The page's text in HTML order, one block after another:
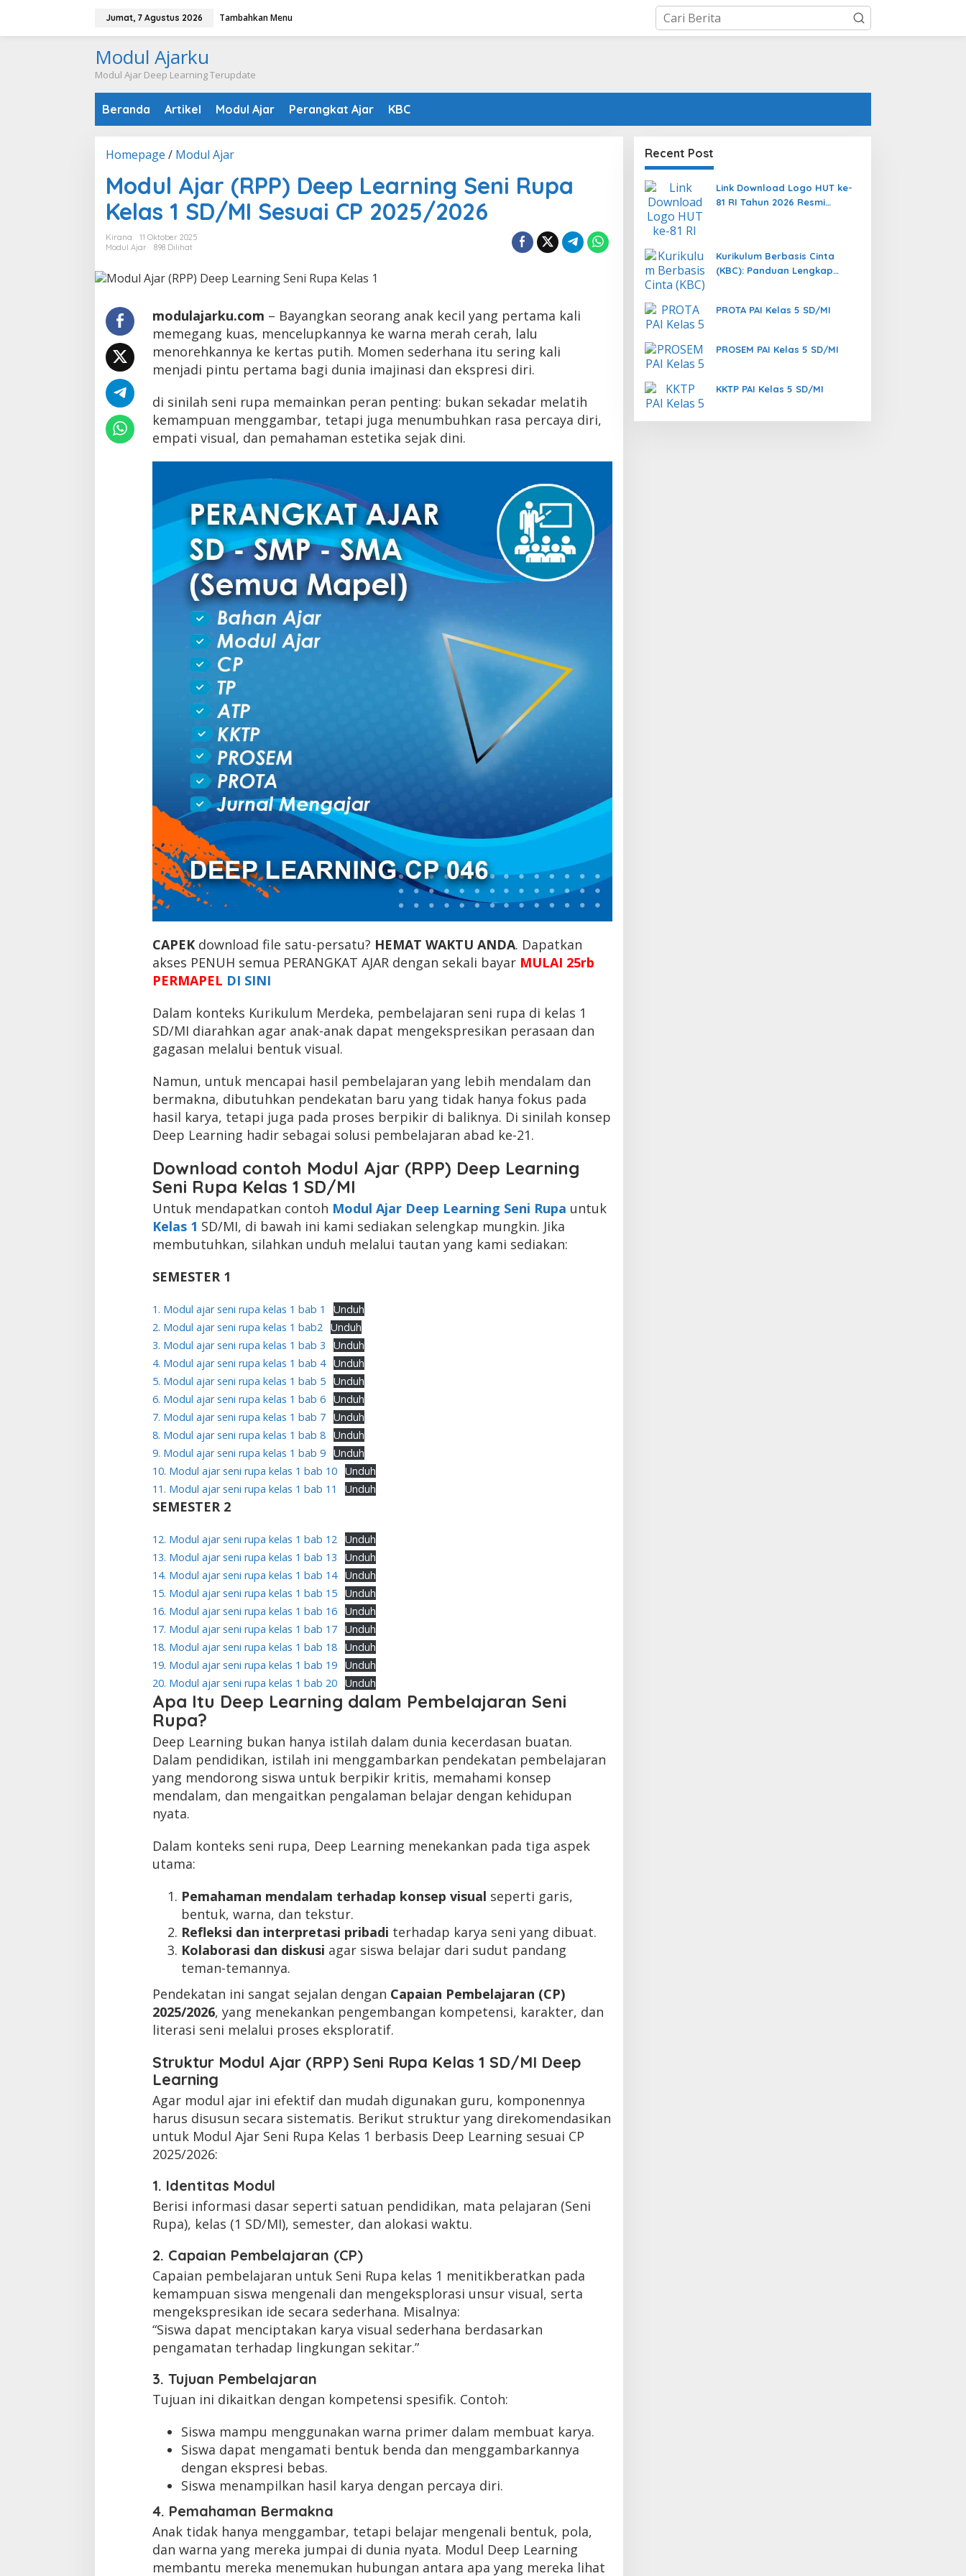
konten
Jumat, 7 Agustus 2026 Tambahkan Menu
Modul Ajarku
Modul Ajar Deep Learning Terupdate
Beranda Artikel Modul Ajar Perangkat Ajar KBC
Homepage / Modul AjarModul
(RPP)
Deep
Learning
SD/MI
CP
Modul Ajar (RPP) Deep Learning Seni Rupa
Kelas 1 SD/MI Sesuai CP 2025/2026
Kirana
11 Oktober 2025
Modul Ajar
898 Dilihat
modulajarku.com – Bayangkan seorang anak kecil yang pertama kali
memegang kuas, mencelupkannya ke warna merah cerah, lalu
menorehkannya ke kertas putih. Momen sederhana itu sering kali
menjadi pintu pertama bagi dunia imajinasi dan ekspresi diri.
di sinilah seni rupa memainkan peran penting: bukan sekadar melatih
kemampuan menggambar, tetapi juga menumbuhkan rasa percaya diri,
empati visual, dan pemahaman estetika sejak dini.
CAPEKdownload file satu-persatu? HEMAT WAKTU ANDA. Dapatkan
akses PENUH semua PERANGKAT AJAR dengan sekali bayar MULAI 25rb
PERMAPEL DI SINI
Dalam konteks Kurikulum Merdeka, pembelajaran seni rupa di kelas 1
SD/MI diarahkan agar anak-anak dapat mengekspresikan perasaan dan
gagasan melalui bentuk visual.
Namun, untuk mencapai hasil pembelajaran yang lebih mendalam dan
bermakna, dibutuhkan pendekatan baru yang tidak hanya fokus pada
hasil karya, tetapi juga pada proses berpikir di baliknya. Di sinilah konsep
Deep Learning hadir sebagai solusi pembelajaran abad ke-21.
Download contoh Modul Ajar (RPP) Deep Learning
Seni Rupa Kelas 1 SD/MI
Untuk mendapatkan contoh Modul Ajar Deep Learning Seni Rupa untuk
Kelas 1 SD/MI, di bawah ini kami sediakan selengkap mungkin. Jika
membutuhkan, silahkan unduh melalui tautan yang kami sediakan:
SEMESTER 1
1. Modul ajar seni rupa kelas 1 bab 1
Unduh
2. Modul ajar seni rupa kelas 1 bab2
Unduh
3. Modul ajar seni rupa kelas 1 bab 3
Unduh
4. Modul ajar seni rupa kelas 1 bab 4 Unduh
5. Modul ajar seni rupa kelas 1 bab 5 Unduh
6. Modul ajar seni rupa kelas 1 bab 6 Unduh
7. Modul ajar seni rupa kelas 1 bab 7 Unduh
8. Modul ajar seni rupa kelas 1 bab 8 Unduh
9. Modul ajar seni rupa kelas 1 bab 9 Unduh
10. Modul ajar seni rupa kelas 1 bab 10 Unduh
11. Modul ajar seni rupa kelas 1 bab 11
Unduh
SEMESTER 2
12. Modul ajar seni rupa kelas 1 bab 12
Unduh
13. Modul ajar seni rupa kelas 1 bab 13
Unduh
14. Modul ajar seni rupa kelas 1 bab 14 Unduh
15. Modul ajar seni rupa kelas 1 bab 15 Unduh
16. Modul ajar seni rupa kelas 1 bab 16 Unduh
17. Modul ajar seni rupa kelas 1 bab 17 Unduh
18. Modul ajar seni rupa kelas 1 bab 18 Unduh
19. Modul ajar seni rupa kelas 1 bab 19 Unduh
20. Modul ajar seni rupa kelas 1 bab 20 Unduh
Apa Itu Deep Learning dalam Pembelajaran Seni
Rupa?
Deep Learning bukan hanya istilah dalam dunia kecerdasan buatan.
Dalam pendidikan, istilah ini menggambarkan pendekatan pembelajaran
yang mendorong siswa untuk berpikir kritis, memahami konsep
mendalam, dan mengaitkan pengalaman belajar dengan kehidupan
nyata.
Dalam konteks seni rupa, Deep Learning menekankan pada tiga aspek
utama:
Pemahaman mendalam terhadap konsep visual seperti garis,
bentuk, warna, dan tekstur.
Refleksi dan interpretasi pribadi terhadap karya seni yang dibuat.
Kolaborasi dan diskusi agar siswa belajar dari sudut pandang
teman-temannya.
Pendekatan ini sangat sejalan dengan Capaian Pembelajaran (CP)
2025/2026, yang menekankan pengembangan kompetensi, karakter, dan
literasi seni melalui proses eksploratif.
Struktur Modul Ajar (RPP) Seni Rupa Kelas 1 SD/MI Deep
Learning
Agar modul ajar ini efektif dan mudah digunakan guru, komponennya
harus disusun secara sistematis. Berikut struktur yang direkomendasikan
untuk Modul Ajar Seni Rupa Kelas 1 berbasis Deep Learning sesuai CP
2025/2026:
1. Identitas Modul
Berisi informasi dasar seperti satuan pendidikan, mata pelajaran (Seni
Rupa), kelas (1 SD/MI), semester, dan alokasi waktu.
2. Capaian Pembelajaran (CP)
Capaian pembelajaran untuk Seni Rupa kelas 1 menitikberatkan pada
kemampuan siswa mengenali dan mengeksplorasi unsur visual, serta
mengekspresikan ide secara sederhana. Misalnya:
“Siswa dapat menciptakan karya visual sederhana berdasarkan
pengamatan terhadap lingkungan sekitar.”
3. Tujuan Pembelajaran
Tujuan ini dikaitkan dengan kompetensi spesifik. Contoh:
Siswa mampu menggunakan warna primer dalam membuat karya.
Siswa dapat mengamati bentuk benda dan menggambarkannya
dengan ekspresi bebas.
Siswa menampilkan hasil karya dengan percaya diri.
4. Pemahaman Bermakna
Anak tidak hanya menggambar, tetapi belajar mengenali bentuk, pola,
dan warna yang mereka jumpai di dunia nyata. Modul Deep Learning
membantu mereka menemukan hubungan antara apa yang mereka lihat
Recent Post
Link Download Logo HUT ke-
81 RI Tahun 2026 Resmi
Kurikulum Berbasis Cinta
(KBC): Panduan Lengkap
PROTA PAI Kelas 5 SD/MI
PROSEM PAI Kelas 5 SD/MI
KKTP PAI Kelas 5 SD/MI